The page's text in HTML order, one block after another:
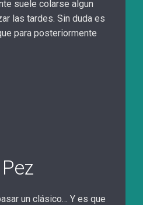
suele colarse algun
las tardes. Sin duda es
para posteriormente
un clásico… Y es que